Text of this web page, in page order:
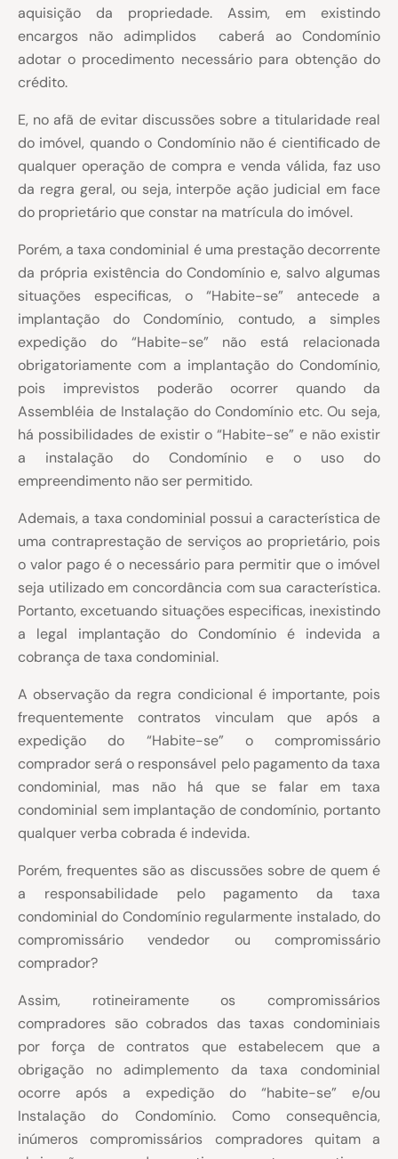
aquisição da propriedade. Assim, em existindo
encargos não adimplidos caberá ao Condomínio
adotar o procedimento necessário para obtenção do
crédito.
E, no afã de evitar discussões sobre a titularidade real
do imóvel, quando o Condomínio não é cientificado de
qualquer operação de compra e venda válida, faz uso
da regra geral, ou seja, interpõe ação judicial em face
do proprietário que constar na matrícula do imóvel.
Porém, a taxa condominial é uma prestação decorrente
da própria existência do Condomínio e, salvo algumas
situações especificas, o “Habite-se” antecede a
implantação do Condomínio, contudo, a simples
expedição do “Habite-se” não está relacionada
obrigatoriamente com a implantação do Condomínio,
pois imprevistos poderão ocorrer quando da
Assembléia de Instalação do Condomínio etc. Ou seja,
há possibilidades de existir o “Habite-se” e não existir
a instalação do Condomínio e o uso do
empreendimento não ser permitido.
Ademais, a taxa condominial possui a característica de
uma contraprestação de serviços ao proprietário, pois
o valor pago é o necessário para permitir que o imóvel
seja utilizado em concordância com sua característica.
Portanto, excetuando situações especificas, inexistindo
a legal implantação do Condomínio é indevida a
cobrança de taxa condominial.
A observação da regra condicional é importante, pois
frequentemente contratos vinculam que após a
expedição do “Habite-se” o compromissário
comprador será o responsável pelo pagamento da taxa
condominial, mas não há que se falar em taxa
condominial sem implantação de condomínio, portanto
qualquer verba cobrada é indevida.
Porém, frequentes são as discussões sobre de quem é
a responsabilidade pelo pagamento da taxa
condominial do Condomínio regularmente instalado, do
compromissário vendedor ou compromissário
comprador?
Assim, rotineiramente os compromissários
compradores são cobrados das taxas condominiais
por força de contratos que estabelecem que a
obrigação no adimplemento da taxa condominial
ocorre após a expedição do “habite-se” e/ou
Instalação do Condomínio. Como consequência,
inúmeros compromissários compradores quitam a